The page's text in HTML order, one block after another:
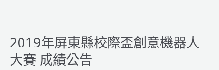
成
公
告
市
暨
創
2019年屏東縣校際盃創意機器人
大賽 成績公告